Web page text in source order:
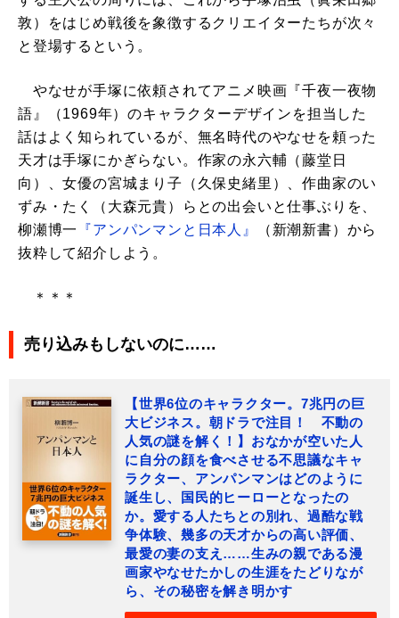
敦）をはじめ戦後を象徴するクリエイターたちが次々
と登場するという。
やなせが手塚に依頼されてアニメ映画『千夜一夜物
語』（1969年）のキャラクターデザインを担当した
話はよく知られているが、無名時代のやなせを頼った
天才は手塚にかぎらない。作家の永六輔（藤堂日
向）、女優の宮城まり子（久保史緒里）、作曲家のい
ずみ・たく（大森元貴）らとの出会いと仕事ぶりを、
柳瀬博一
『アンパンマンと日本人』
（新潮新書）から
抜粋して紹介しよう。
＊＊＊
売り込みもしないのに……
【世界6位のキャラクター。7兆円の巨
大ビジネス。朝ドラで注目！ 不動の
人気の謎を解く！】おなかが空いた人
に自分の顔を食べさせる不思議なキャ
ラクター、アンパンマンはどのように
誕生し、国民的ヒーローとなったの
か。愛する人たちとの別れ、過酷な戦
争体験、幾多の天才からの高い評価、
最愛の妻の支え……生みの親である漫
画家やなせたかしの生涯をたどりなが
ら、その秘密を解き明かす